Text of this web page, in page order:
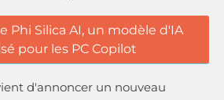
Phi Silica AI, un modèle d'IA
pour les PC Copilot
d'annoncer un nouveau